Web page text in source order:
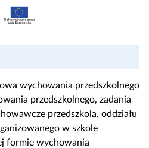
wychowania przedszkolnego
przedszkolnego, zadania
przedszkola, oddziału
w szkole
formie wychowania